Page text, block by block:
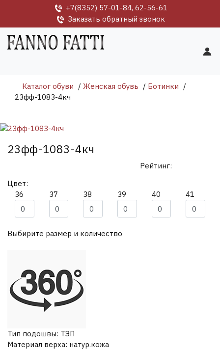
+7(8352) 57-01-84, 62-56-61
Заказать обратный звонок
Каталог обуви / Женская обувь / Ботинки /
23фф-1083-4кч
23фф-1083-4кч
Рейтинг:
Цвет:
36
37 38 39 40 41
Выбирите размер и количество
Тип подошвы: ТЭП
Материал верха: натур.кожа